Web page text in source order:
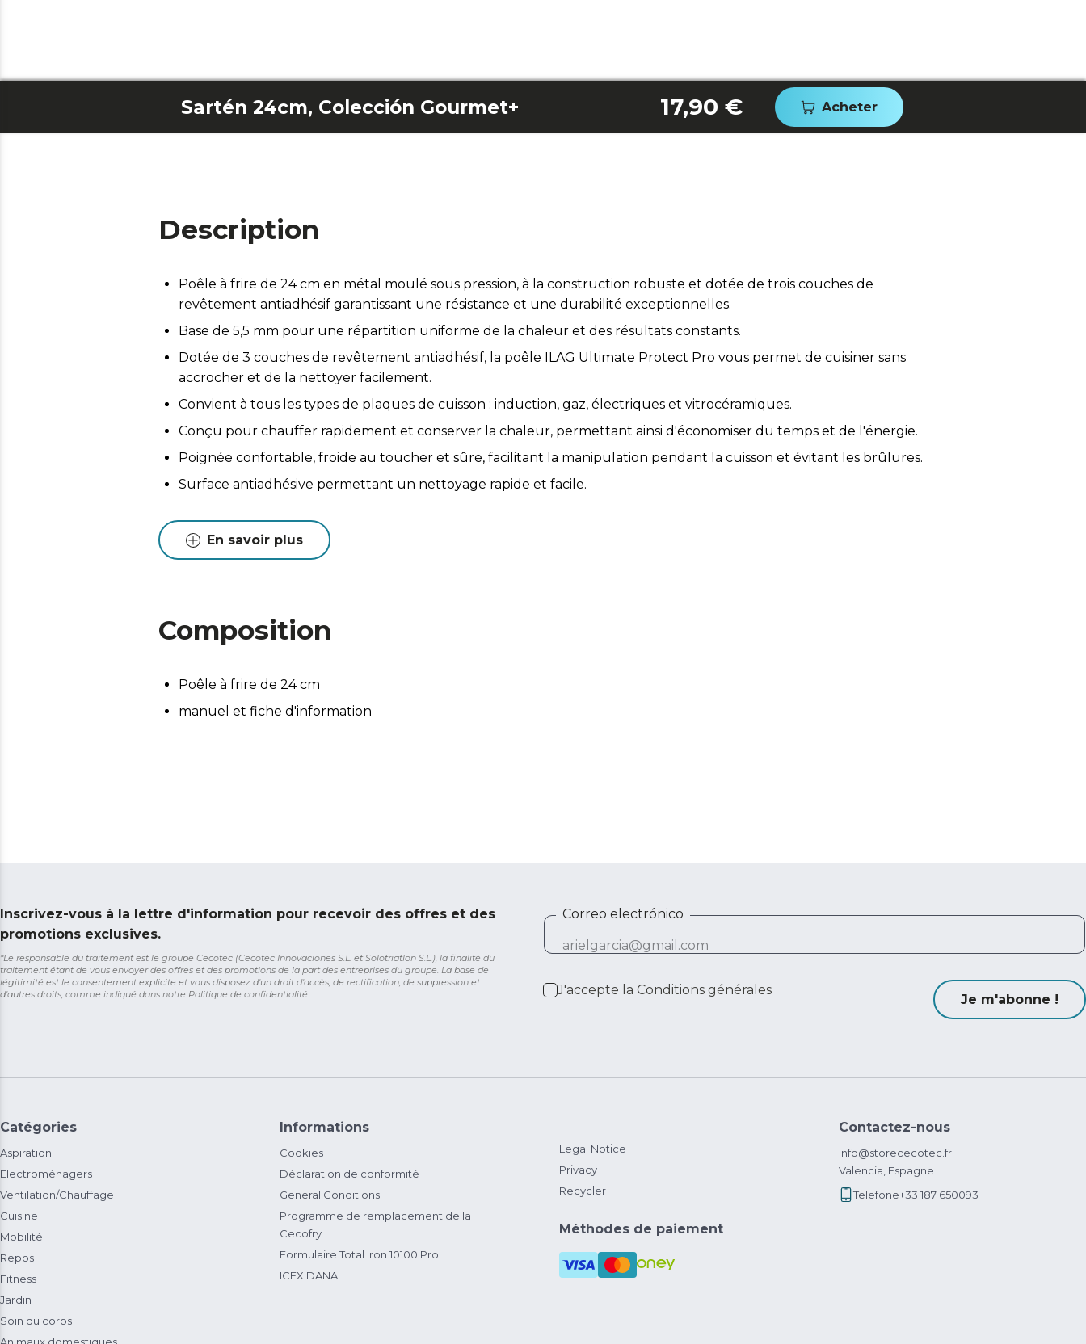
Sartén 24cm, Colección Gourmet+ 17,90 € Acheter
Description
Poêle à frire de 24 cm en métal moulé sous pression, à la construction robuste et dotée de trois couches de
revêtement antiadhésif garantissant une résistance et une durabilité exceptionnelles.
Base de 5,5 mm pour une répartition uniforme de la chaleur et des résultats constants.
Dotée de 3 couches de revêtement antiadhésif, la poêle ILAG Ultimate Protect Pro vous permet de cuisiner sans
accrocher et de la nettoyer facilement.
Convient à tous les types de plaques de cuisson : induction, gaz, électriques et vitrocéramiques.
Conçu pour chauffer rapidement et conserver la chaleur, permettant ainsi d'économiser du temps et de l'énergie.
Poignée confortable, froide au toucher et sûre, facilitant la manipulation pendant la cuisson et évitant les brûlures.
Surface antiadhésive permettant un nettoyage rapide et facile.
En savoir plus
Composition
Poêle à frire de 24 cm
manuel et fiche d'information
Inscrivez-vous à la lettre d'information pour recevoir des offres et des
promotions exclusives.
*Le responsable du traitement est le groupe Cecotec (Cecotec Innovaciones S.L. et Solotriatlon S.L.), la finalité du
traitement étant de vous envoyer des offres et des promotions de la part des entreprises du groupe. La base de
légitimité est le consentement explicite et vous disposez d'un droit d'accès, de rectification, de suppression et
d'autres droits, comme indiqué dans notre Politique de confidentialité
Correo electrónico
J'accepte la Conditions générales
Je m'abonne !
Catégories
Aspiration
Electroménagers
Ventilation/Chauffage
Cuisine
Mobilité
Repos
Fitness
Jardin
Soin du corps
Informations
Cookies
Déclaration de conformité
General Conditions
Programme de remplacement de la
Cecofry
Formulaire Total Iron 10100 Pro
ICEX DANA
Legal Notice
Privacy
Recycler
Méthodes de paiement
Contactez-nous
info@storececotec.fr
Valencia, Espagne
Telefone+33 187 650093